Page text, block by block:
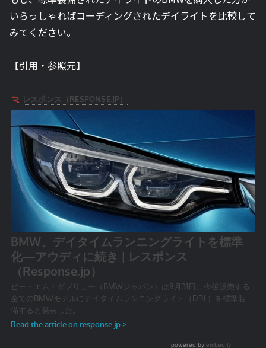
いらっしゃればコーディングされたデイライトを比較して
みてください。
【引用・参照元】